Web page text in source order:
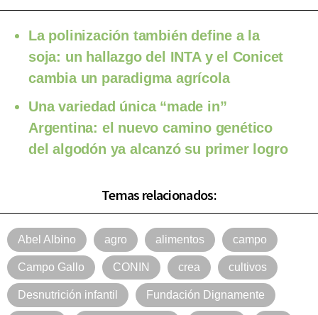
La polinización también define a la
soja: un hallazgo del INTA y el Conicet
cambia un paradigma agrícola
Una variedad única “made in”
Argentina: el nuevo camino genético
del algodón ya alcanzó su primer logro
Temas relacionados:
Abel Albino agro alimentos campo
Campo Gallo CONIN crea cultivos
Desnutrición infantil Fundación Dignamente